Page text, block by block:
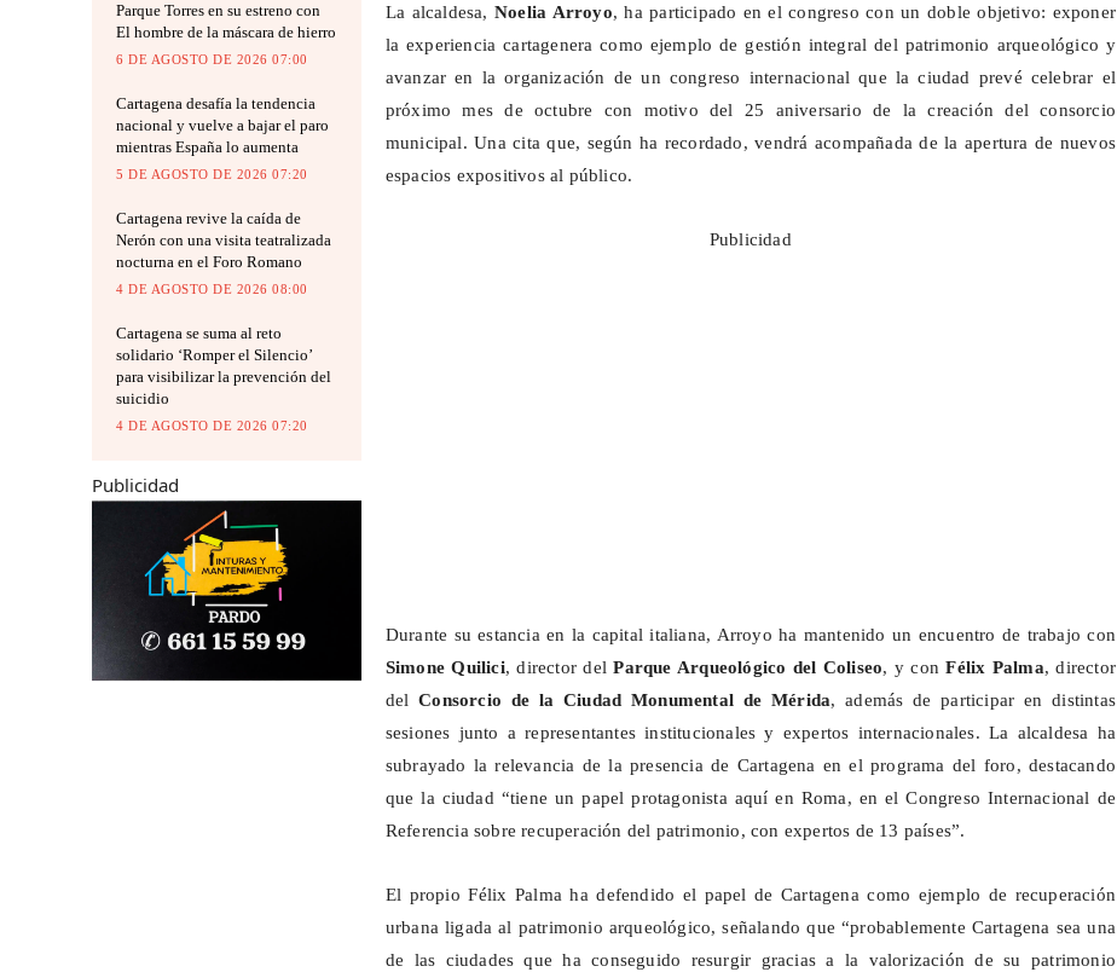
Parque Torres en su estreno con
El hombre de la máscara de hierro
6 DE AGOSTO DE 2026 07:00
Cartagena desafía la tendencia
nacional y vuelve a bajar el paro
mientras España lo aumenta
5 DE AGOSTO DE 2026 07:20
Cartagena revive la caída de
Nerón con una visita teatralizada
nocturna en el Foro Romano
4 DE AGOSTO DE 2026 08:00
Cartagena se suma al reto
solidario ‘Romper el Silencio’
para visibilizar la prevención del
suicidio
4 DE AGOSTO DE 2026 07:20
Publicidad
La alcaldesa, Noelia Arroyo, ha participado en el congreso con un doble objetivo: exponer
la experiencia cartagenera como ejemplo de gestión integral del patrimonio arqueológico y
avanzar en la organización de un congreso internacional que la ciudad prevé celebrar el
próximo mes de octubre con motivo del 25 aniversario de la creación del consorcio
municipal. Una cita que, según ha recordado, vendrá acompañada de la apertura de nuevos
espacios expositivos al público.
Publicidad
Durante su estancia en la capital italiana, Arroyo ha mantenido un encuentro de trabajo con
Simone Quilici, director delParque Arqueológico del Coliseo, y conFélix Palma, director
delConsorcio de la Ciudad Monumental de Mérida, además de participar en distintas
sesiones junto a representantes institucionales y expertos internacionales. La alcaldesa ha
subrayado la relevancia de la presencia de Cartagena en el programa del foro, destacando
que la ciudad “tiene un papel protagonista aquí en Roma, en el Congreso Internacional de
Referencia sobre recuperación del patrimonio, con expertos de 13 países”.
El propio Félix Palma ha defendido el papel de Cartagena como ejemplo de recuperación
urbana ligada al patrimonio arqueológico, señalando que “probablemente Cartagena sea una
de las ciudades que ha conseguido resurgir gracias a la valorización de su patrimonio